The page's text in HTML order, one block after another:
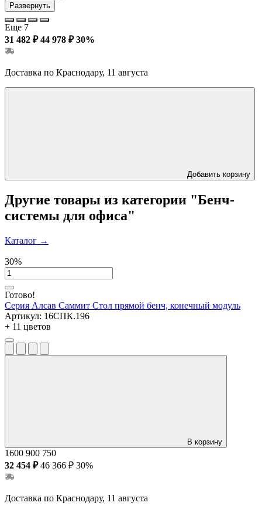
Развернуть
Еще 7
31 482 ₽ 44 978 ₽ 30%
Доставка по Краснодару, 11 августа
Добавить корзину
Другие товары из категории "Бенч-
системы для офиса"
Каталог →
30%
Готово!
Серия Алсав Саммит Стол прямой бенч, конечный модуль
Артикул: 16СПК.196
+ 11 цветов
В корзину
1600 900 750
32 454 ₽ 46 366 ₽ 30%
Доставка по Краснодару, 11 августа